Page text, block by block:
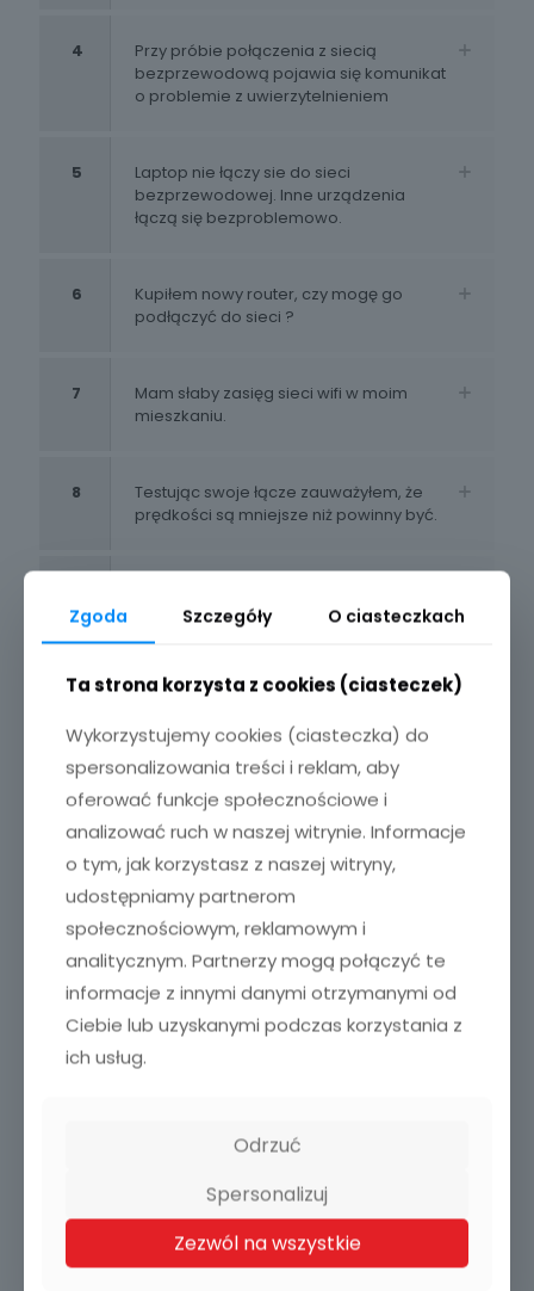
4
Przy próbie połączenia z siecią
bezprzewodową pojawia się komunikat
o problemie z uwierzytelnieniem
5
Laptop nie łączy sie do sieci
bezprzewodowej. Inne urządzenia
łączą się bezproblemowo.
6
Kupiłem nowy router, czy mogę go
podłączyć do sieci ?
7
Mam słaby zasięg sieci wifi w moim
mieszkaniu.
8
Testując swoje łącze zauważyłem, że
prędkości są mniejsze niż powinny być.
routera, ale nie mam dostępu do
internetu
1
Czy mogę odłączyć kabel
światłowodowy od urządzenia
będącego zakończeniem światłowodu
lub od puszki natynkowej?
Na urządzeniu światłowodowym świeci
czerwona dioda (czasem oznaczona
jako PON)
3
Brak dostępu do internetu (internet
światłowodowy)
Brak dostępu do internetu (internet
radiowy)?
Zgoda Szczegóły O ciasteczkach
Ta strona korzysta z cookies (ciasteczek)
Wykorzystujemy cookies (ciasteczka) do
spersonalizowania treści i reklam, aby
oferować funkcje społecznościowe i
analizować ruch w naszej witrynie. Informacje
o tym, jak korzystasz z naszej witryny,
udostępniamy partnerom
społecznościowym, reklamowym i
analitycznym. Partnerzy mogą połączyć te
informacje z innymi danymi otrzymanymi od
Ciebie lub uzyskanymi podczas korzystania z
ich usług.
Odrzuć
Spersonalizuj
Zezwól na wszystkie